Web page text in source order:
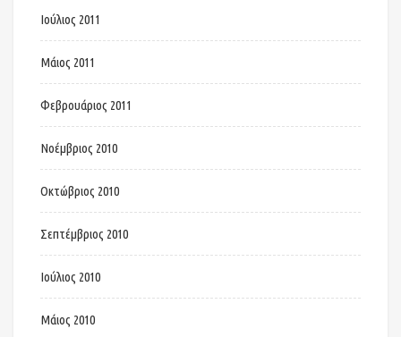
Ιούλιος 2011
Μάιος 2011
Φεβρουάριος 2011
Νοέμβριος 2010
Οκτώβριος 2010
Σεπτέμβριος 2010
Ιούλιος 2010
Μάιος 2010